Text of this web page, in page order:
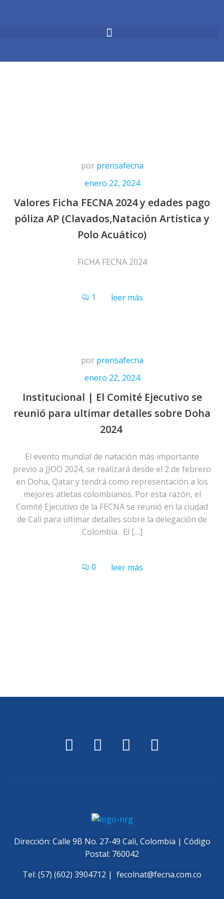
por prensafecna
enero 22, 2024
Valores Ficha FECNA 2024 y edades pago
póliza AP (Clavados,Natación Artística y
Polo Acuático)
FICHA FECNA 2024
1 leer más
por prensafecna
enero 22, 2024
Institucional | El Comité Ejecutivo se
reunió para ultimar detalles sobre Doha
2024
El evento mundial de natación más importante
previo a JJOO 2024, se realizará desde el 2 de febrero
en Doha, Qatar y tendrá como representación a los
mejores atletas colombianos. Por esta razón, el
Comité Ejecutivo de la FECNA se reunió en la ciudad
de Cali para ultimar detalles sobre la delegación de
Colombia. El […]
0 leer más
Dirección: Calle 9B No. 27-49 Cali, Colombia | Código
Postal: 760042
Tel: (57) (602) 3904712 | fecolnat@fecna.com.co